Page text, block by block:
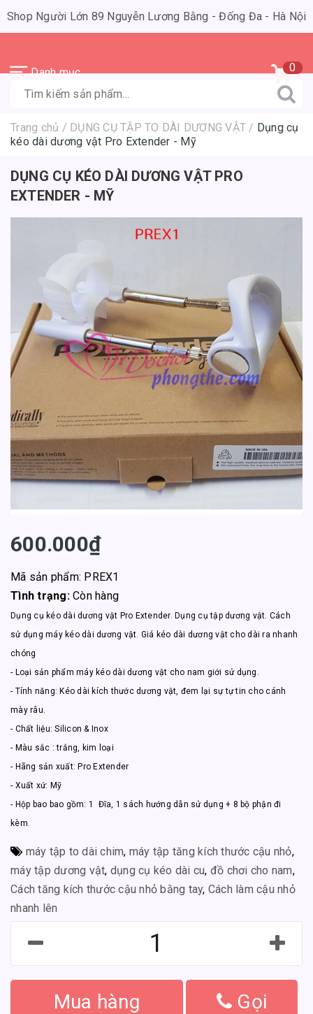
Shop Người Lớn 89 Nguyễn Lương Bằng - Đống Đa - Hà Nội
Danh mục 0
Trang chủ / DỤNG CỤ TẬP TO DÀI DƯƠNG VẬT / Dụng cụ
kéo dài dương vật Pro Extender - Mỹ
DỤNG CỤ KÉO DÀI DƯƠNG VẬT PRO
EXTENDER - MỸ
600.000₫
Mã sản phẩm: PREX1
Tình trạng: Còn hàng
Dụng cụ kéo dài dương vật Pro Extender. Dụng cụ tập dương vật. Cách
sử dụng máy kéo dài dương vật. Giá kéo dài dương vật cho dài ra nhanh
chóng
- Loại sản phẩm máy kéo dài dương vật cho nam giới sử dụng.
- Tính năng: Kéo dài kích thước dương vật, đem lại sự tự tin cho cánh
mày râu.
- Chất liệu: Silicon & Inox
- Màu sắc : trắng, kim loại
- Hãng sản xuất: Pro Extender
- Xuất xứ: Mỹ
- Hộp bao bao gồm: 1 Đĩa, 1 sách hướng dẫn sử dụng + 8 bộ phận đi
kèm.
máy tập to dài chim, máy tập tăng kích thước cậu nhỏ,
máy tập dương vật, dụng cụ kéo dài cu, đồ chơi cho nam,
Cách tăng kích thước cậu nhỏ bằng tay, Cách làm cậu nhỏ
nhanh lên
Mua hàng Gọi